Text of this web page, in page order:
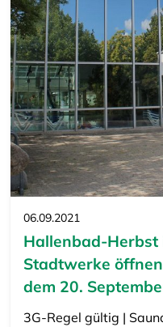
06.09.2021
Hallenbad-Herbst
Stadtwerke
dem 20.
3G-Regel gültig |